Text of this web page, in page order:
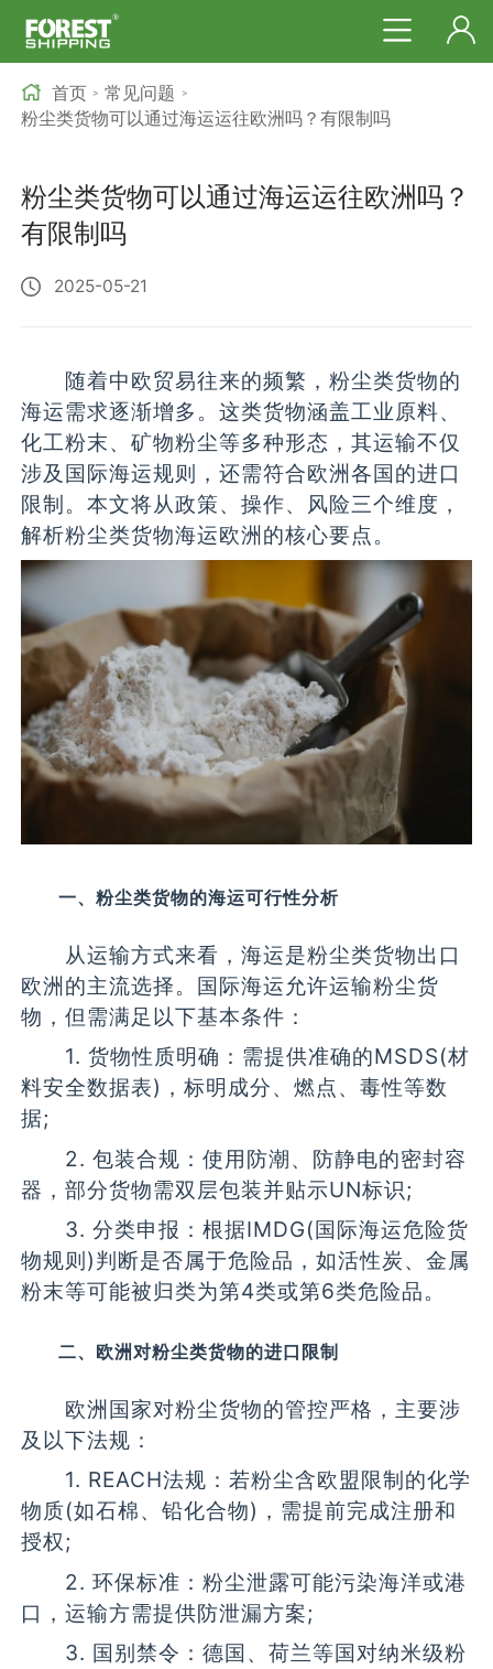
首页 > 常见问题 >
粉尘类货物可以通过海运运往欧洲吗？有限制吗
粉尘类货物可以通过海运运往欧洲吗？
有限制吗
2025-05-21
随着中欧贸易往来的频繁，粉尘类货物的
海运需求逐渐增多。这类货物涵盖工业原料、
化工粉末、矿物粉尘等多种形态，其运输不仅
涉及国际海运规则，还需符合欧洲各国的进口
限制。本文将从政策、操作、风险三个维度，
解析粉尘类货物海运欧洲的核心要点。
一、粉尘类货物的海运可行性分析
从运输方式来看，海运是粉尘类货物出口
欧洲的主流选择。国际海运允许运输粉尘货
物，但需满足以下基本条件：
1. 货物性质明确：需提供准确的MSDS(材
料安全数据表)，标明成分、燃点、毒性等数
据;
2. 包装合规：使用防潮、防静电的密封容
器，部分货物需双层包装并贴示UN标识;
3. 分类申报：根据IMDG(国际海运危险货
物规则)判断是否属于危险品，如活性炭、金属
粉末等可能被归类为第4类或第6类危险品。
二、欧洲对粉尘类货物的进口限制
欧洲国家对粉尘货物的管控严格，主要涉
及以下法规：
1. REACH法规：若粉尘含欧盟限制的化学
物质(如石棉、铅化合物)，需提前完成注册和
授权;
2. 环保标准：粉尘泄露可能污染海洋或港
口，运输方需提供防泄漏方案;
3. 国别禁令：德国、荷兰等国对纳米级粉